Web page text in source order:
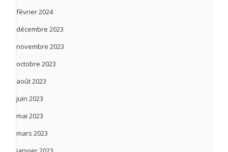
février 2024
décembre 2023
novembre 2023
octobre 2023
août 2023
juin 2023
mai 2023
mars 2023